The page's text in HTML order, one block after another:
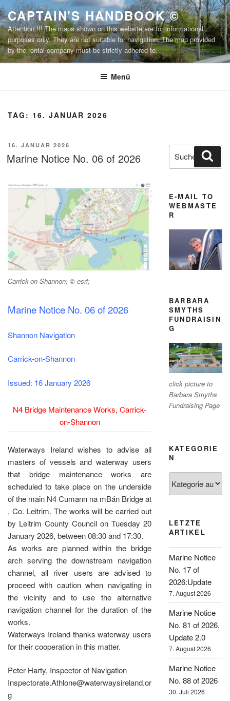
Zum
Inhalt
springen
CAPTAIN'S HANDBOOK ©
Attention !!! The maps shown on this website are for informational
purposes only. They are not suitable for navigation. The map provided
by the rental company must be strictly adhered to.
Menü
TAG: 16. JANUAR 2026
VERÖFFENTLICHT
AM
16. JANUAR 2026
Marine Notice No. 06 of 2026
Carrick-on-Shannon; © esri;
Marine Notice No. 06 of 2026
Shannon Navigation
Carrick-on-Shannon
Issued: 16 January 2026
N4 Bridge Maintenance Works, Carrick-
on-Shannon
Waterways Ireland wishes to advise all
masters of vessels and waterway users
that bridge maintenance works are
scheduled to take place on the underside
of the main N4 Cumann na mBán Bridge at
, Co. Leitrim. The works will be carried out
by Leitrim County Council on Tuesday 20
January 2026, between 08:30 and 17:30.
As works are planned within the bridge
arch serving the downstream navigation
channel, all river users are advised to
proceed with caution when navigating in
the vicinity and to use the alternative
navigation channel for the duration of the
works.
Waterways Ireland thanks waterway users
for their cooperation in this matter.
Peter Harty, Inspector of Navigation
Inspectorate.Athlone@waterwaysireland.or
g
Suchen
nach:
E-MAIL TO
WEBMASTE
R
BARBARA
SMYTHS
FUNDRAISIN
G
click picture to
Barbara Smyths
Fundraising Page
KATEGORIE
N
LETZTE
ARTIKEL
Marine Notice
No. 17 of
2026:Update
7. August 2026
Marine Notice
No. 81 of 2026,
Update 2.0
7. August 2026
Marine Notice
No. 88 of 2026
30. Juli 2026